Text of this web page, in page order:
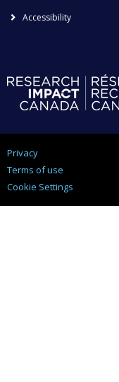
Accessibility
Privacy
Terms of use
Cookie Settings